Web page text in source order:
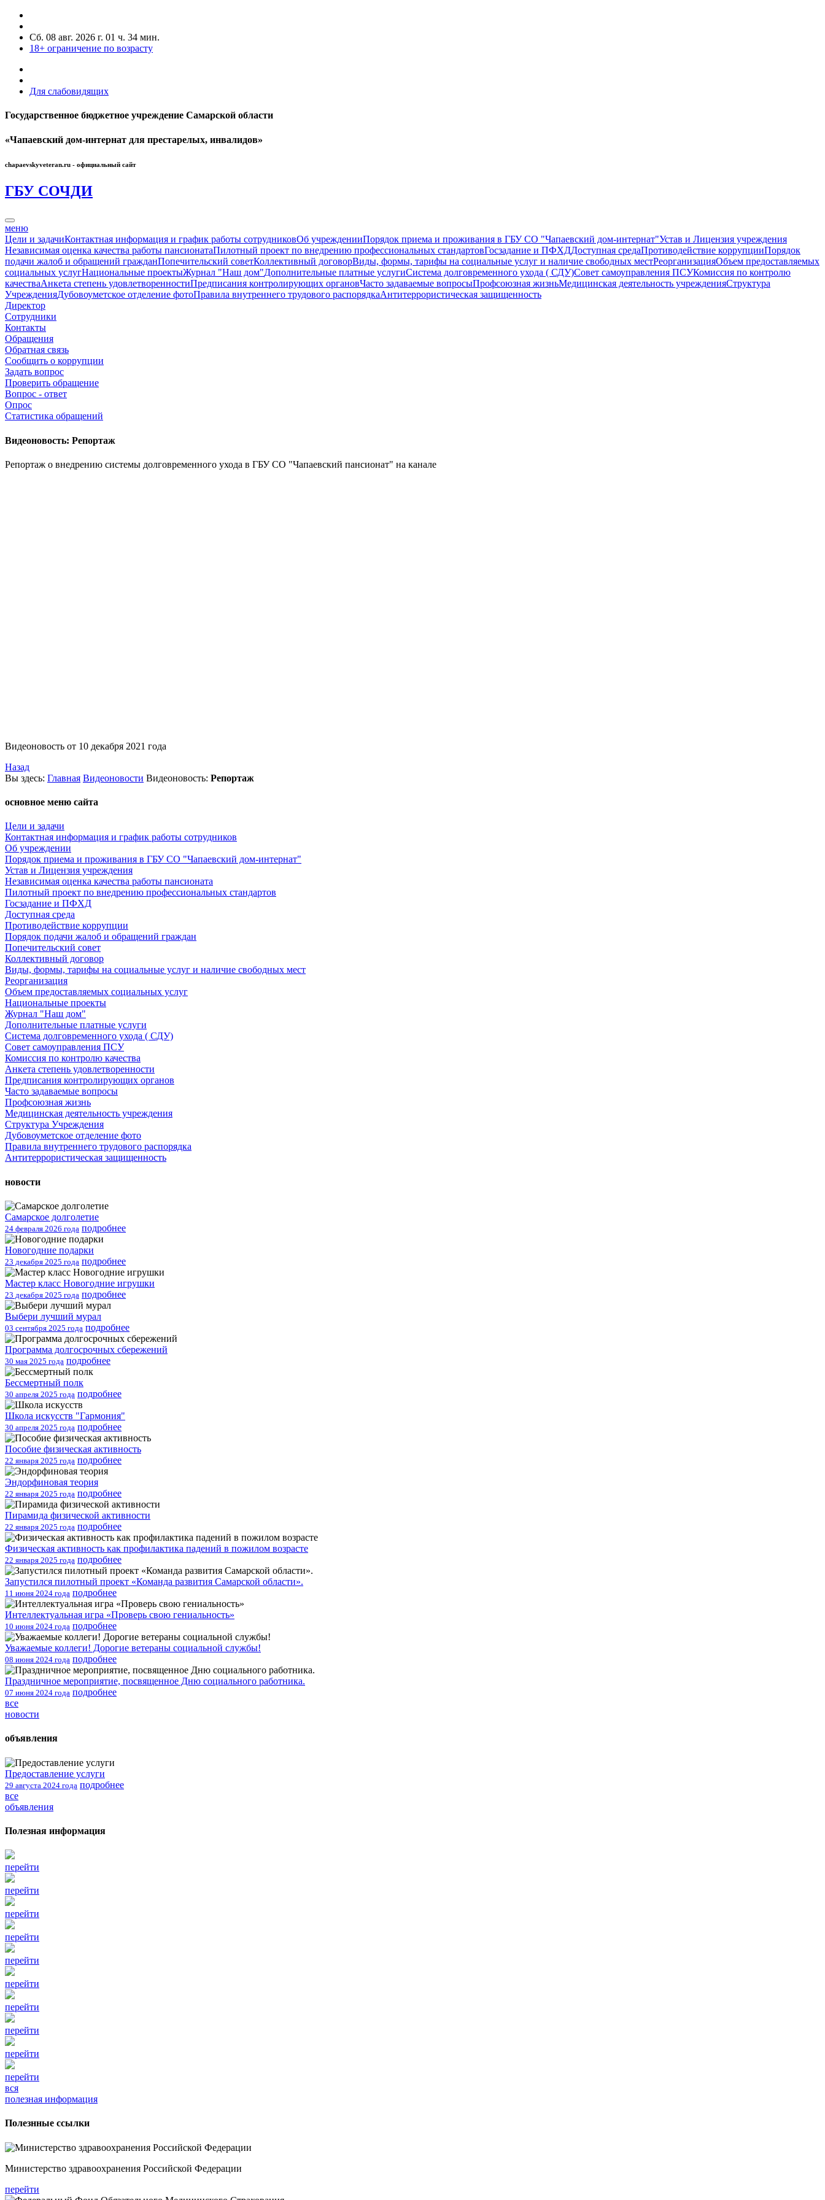
Сб. 08 авг. 2026 г. 01 ч. 34 мин.
18+ ограничение по возрасту
Для слабовидящих
Государственное бюджетное учреждение Самарской области
«Чапаевский дом-интернат для престарелых, инвалидов»
chapaevskyveteran.ru - официальный сайт
ГБУ СОЧДИ
меню
Цели и задачиКонтактная информация и график работы сотрудниковОб учрежденииПорядок приема и проживания в ГБУ СО "Чапаевский дом-интернат"Устав и Лицензия учреждения
Независимая оценка качества работы пансионатаПилотный проект по внедрению профессиональных стандартовГосзадание и ПФХДДоступная средаПротиводействие коррупцииПорядок
подачи жалоб и обращений гражданПопечительский советКоллективный договорВиды, формы, тарифы на социальные услуг и наличие свободных местРеорганизацияОбъем предоставляемых
социальных услугНациональные проектыЖурнал "Наш дом"Дополнительные платные услугиСистема долговременного ухода ( СДУ)Совет самоуправления ПСУКомиссия по контролю
качестваАнкета степень удовлетворенностиПредписания контролирующих органовЧасто задаваемые вопросыПрофсоюзная жизньМедицинская деятельность учрежденияСтруктура
УчрежденияДубовоуметское отделение фотоПравила внутреннего трудового распорядкаАнтитеррористическая защищенность
Директор
Сотрудники
Контакты
Обращения
Обратная связь
Сообщить о коррупции
Задать вопрос
Проверить обращение
Вопрос - ответ
Опрос
Статистика обращений
Видеоновость: Репортаж
Репортаж о внедрению системы долговременного ухода в ГБУ СО "Чапаевский пансионат" на канале
Видеоновость от 10 декабря 2021 года
Назад
Вы здесь: Главная Видеоновости Видеоновость: Репортаж
основное меню сайта
Цели и задачи
Контактная информация и график работы сотрудников
Об учреждении
Порядок приема и проживания в ГБУ СО "Чапаевский дом-интернат"
Устав и Лицензия учреждения
Независимая оценка качества работы пансионата
Пилотный проект по внедрению профессиональных стандартов
Госзадание и ПФХД
Доступная среда
Противодействие коррупции
Порядок подачи жалоб и обращений граждан
Попечительский совет
Коллективный договор
Виды, формы, тарифы на социальные услуг и наличие свободных мест
Реорганизация
Объем предоставляемых социальных услуг
Национальные проекты
Журнал "Наш дом"
Дополнительные платные услуги
Система долговременного ухода ( СДУ)
Совет самоуправления ПСУ
Комиссия по контролю качества
Анкета степень удовлетворенности
Предписания контролирующих органов
Часто задаваемые вопросы
Профсоюзная жизнь
Медицинская деятельность учреждения
Структура Учреждения
Дубовоуметское отделение фото
Правила внутреннего трудового распорядка
Антитеррористическая защищенность
новости
Самарское долголетие
24 февраля 2026 года подробнее
Новогодние подарки
23 декабря 2025 года подробнее
Мастер класс Новогодние игрушки
23 декабря 2025 года подробнее
Выбери лучший мурал
03 сентября 2025 года подробнее
Программа долгосрочных сбережений
30 мая 2025 года подробнее
Бессмертный полк
30 апреля 2025 года подробнее
Школа искусств "Гармония"
30 апреля 2025 года подробнее
Пособие физическая активность
22 января 2025 года подробнее
Эндорфиновая теория
22 января 2025 года подробнее
Пирамида физической активности
22 января 2025 года подробнее
Физическая активность как профилактика падений в пожилом возрасте
22 января 2025 года подробнее
Запустился пилотный проект «Команда развития Самарской области».
11 июня 2024 года подробнее
Интеллектуальная игра «Проверь свою гениальность»
10 июня 2024 года подробнее
Уважаемые коллеги! Дорогие ветераны социальной службы!
08 июня 2024 года подробнее
Праздничное мероприятие, посвященное Дню социального работника.
07 июня 2024 года подробнее
все
новости
объявления
Предоставление услуги
29 августа 2024 года подробнее
все
объявления
Полезная информация
перейти
перейти
перейти
перейти
перейти
перейти
перейти
перейти
перейти
перейти
вся
полезная информация
Полезнные ссылки
Министерство здравоохранения Российской Федерации
перейти